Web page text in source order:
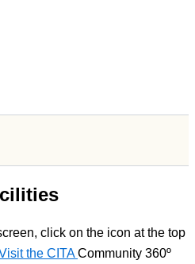
click on the icon at the top
the CITACommunity 360º